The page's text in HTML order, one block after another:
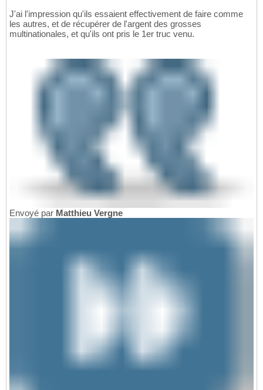
J'ai l'impression qu'ils essaient effectivement de faire comme
les autres, et de récupérer de l'argent des grosses
multinationales, et qu'ils ont pris le 1er truc venu.
Envoyé par Matthieu Vergne